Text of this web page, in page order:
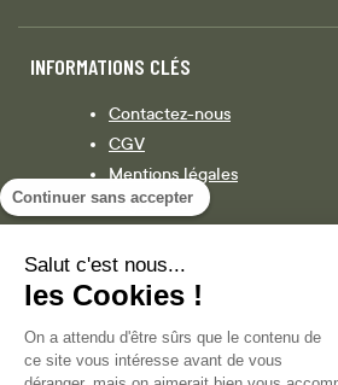
Continuer sans accepter
Salut c'est nous...
les Cookies !
On a attendu d'être sûrs que le contenu de
ce site vous intéresse avant de vous
INFORMATIONS CLÉS
Contactez-nous
CGV
Mentions légales
Législation
Facebook